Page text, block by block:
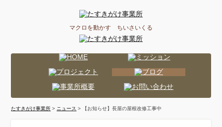
マクロを動かす ちいさいくる
たすきがけ事業所 > ニュース > 【お知らせ】長屋の屋根改修工事中